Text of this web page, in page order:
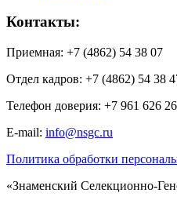
Контакты:
Приемная: +7 (4862) 54 38 07
Отдел кадров: +7 (4862) 54 38
Телефон доверия: +7 961 626
E-mail: info@nsgc.ru
Политика обработки
«Знаменский Селекционно-